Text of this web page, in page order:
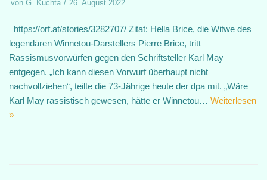
von G. Kuchta 26. August 2022
https://orf.at/stories/3282707/ Zitat: Hella Brice, die Witwe des
legendären Winnetou-Darstellers Pierre Brice, tritt
Rassismusvorwürfen gegen den Schriftsteller Karl May
entgegen. „Ich kann diesen Vorwurf überhaupt nicht
nachvollziehen“, teilte die 73-Jährige heute der dpa mit. „Wäre
Karl May rassistisch gewesen, hätte er Winnetou… Weiterlesen
»